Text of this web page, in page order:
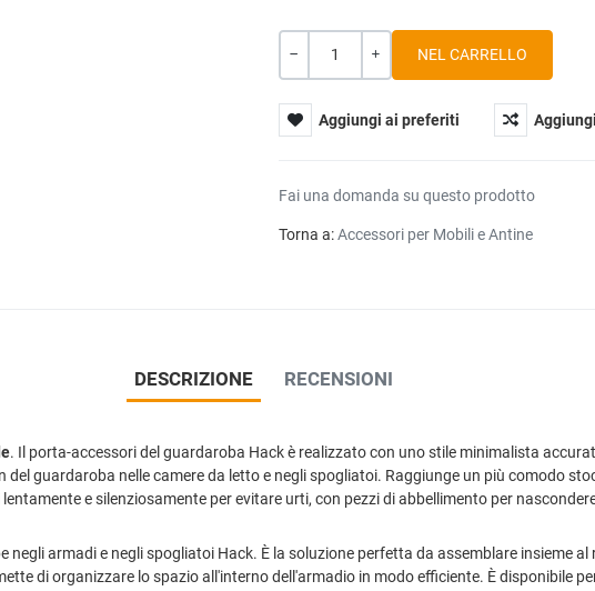
Quantità
Aggiungi ai preferiti
Fai una domanda su questo prodotto
Torna a:Accessori per Mobili e Antine
DESCRIZIONE RECENSIONI
. Il porta-accessori del guardaroba Hack è realizzato con uno stile minimalista
del guardaroba nelle camere da letto e negli spogliatoi. Raggiunge un più comodo
e silenziosamente per evitare urti, con pezzi di abbellimento per
armadi e negli spogliatoi Hack. È la soluzione perfetta da assemblare insieme
di organizzare lo spazio all'interno dell'armadio in modo efficiente. È disponibile